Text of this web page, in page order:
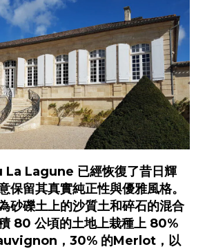
Lagune 已經恢復了昔日輝
保留其真實純正性與優雅風格。
砂礫土上的沙質土和碎石的混合
80 公頃的土地上栽種上 80%
，30% 的Merlot，以